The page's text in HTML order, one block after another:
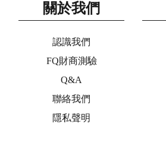
關於我們
認識我們
FQ財商測驗
Q&A
聯絡我們
隱私聲明